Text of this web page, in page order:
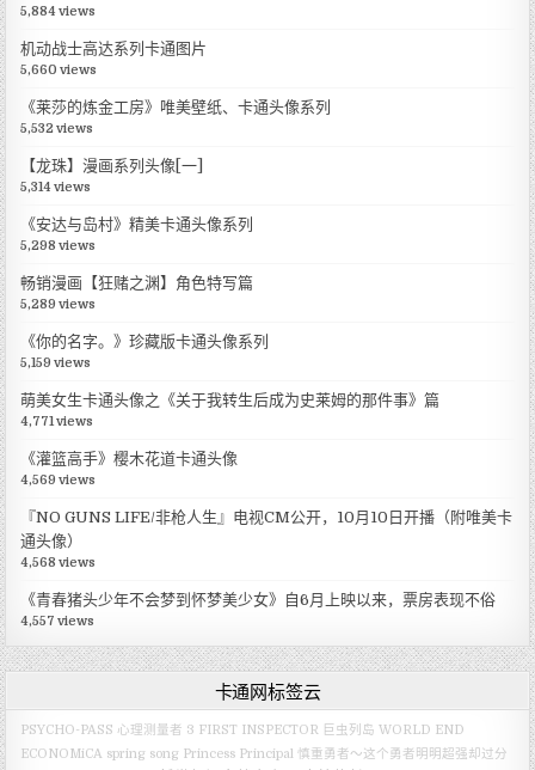
5,884 views
机动战士高达系列卡通图片
5,660 views
《莱莎的炼金工房》唯美壁纸、卡通头像系列
5,532 views
【龙珠】漫画系列头像[一]
5,314 views
《安达与岛村》精美卡通头像系列
5,298 views
畅销漫画【狂赌之渊】角色特写篇
5,289 views
《你的名字。》珍藏版卡通头像系列
5,159 views
萌美女生卡通头像之《关于我转生后成为史莱姆的那件事》篇
4,771 views
《灌篮高手》樱木花道卡通头像
4,569 views
『NO GUNS LIFE/非枪人生』电视CM公开，10月10日开播（附唯美卡
通头像）
4,568 views
《青春猪头少年不会梦到怀梦美少女》自6月上映以来，票房表现不俗
4,557 views
卡通网标签云
PSYCHO-PASS 心理测量者 3 FIRST INSPECTOR 巨虫列岛 WORLD END
ECONOMiCA spring song Princess Principal 慎重勇者～这个勇者明明超强却过分